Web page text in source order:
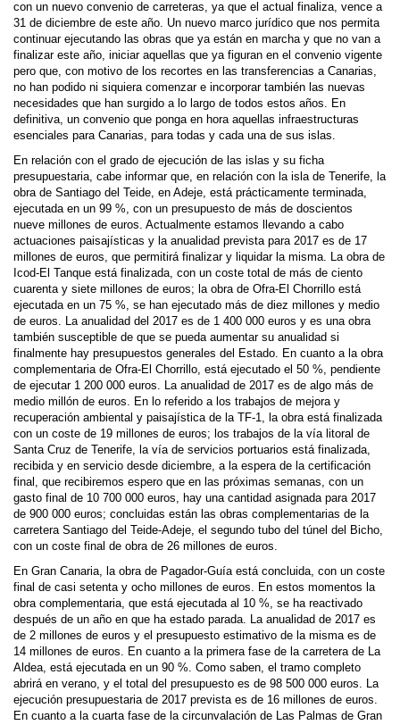
con un nuevo convenio de carreteras, ya que el actual finaliza, vence a
31 de diciembre de este año. Un nuevo marco jurídico que nos permita
continuar ejecutando las obras que ya están en marcha y que no van a
finalizar este año, iniciar aquellas que ya figuran en el convenio vigente
pero que, con motivo de los recortes en las transferencias a Canarias,
no han podido ni siquiera comenzar e incorporar también las nuevas
necesidades que han surgido a lo largo de todos estos años. En
definitiva, un convenio que ponga en hora aquellas infraestructuras
esenciales para Canarias, para todas y cada una de sus islas.
En relación con el grado de ejecución de las islas y su ficha
presupuestaria, cabe informar que, en relación con la isla de Tenerife, la
obra de Santiago del Teide, en Adeje, está prácticamente terminada,
ejecutada en un 99 %, con un presupuesto de más de doscientos
nueve millones de euros. Actualmente estamos llevando a cabo
actuaciones paisajísticas y la anualidad prevista para 2017 es de 17
millones de euros, que permitirá finalizar y liquidar la misma. La obra de
Icod-El Tanque está finalizada, con un coste total de más de ciento
cuarenta y siete millones de euros; la obra de Ofra-El Chorrillo está
ejecutada en un 75 %, se han ejecutado más de diez millones y medio
de euros. La anualidad del 2017 es de 1 400 000 euros y es una obra
también susceptible de que se pueda aumentar su anualidad si
finalmente hay presupuestos generales del Estado. En cuanto a la obra
complementaria de Ofra-El Chorrillo, está ejecutado el 50 %, pendiente
de ejecutar 1 200 000 euros. La anualidad de 2017 es de algo más de
medio millón de euros. En lo referido a los trabajos de mejora y
recuperación ambiental y paisajística de la TF-1, la obra está finalizada
con un coste de 19 millones de euros; los trabajos de la vía litoral de
Santa Cruz de Tenerife, la vía de servicios portuarios está finalizada,
recibida y en servicio desde diciembre, a la espera de la certificación
final, que recibiremos espero que en las próximas semanas, con un
gasto final de 10 700 000 euros, hay una cantidad asignada para 2017
de 900 000 euros; concluidas están las obras complementarias de la
carretera Santiago del Teide-Adeje, el segundo tubo del túnel del Bicho,
con un coste final de obra de 26 millones de euros.
En Gran Canaria, la obra de Pagador-Guía está concluida, con un coste
final de casi setenta y ocho millones de euros. En estos momentos la
obra complementaria, que está ejecutada al 10 %, se ha reactivado
después de un año en que ha estado parada. La anualidad de 2017 es
de 2 millones de euros y el presupuesto estimativo de la misma es de
14 millones de euros. En cuanto a la primera fase de la carretera de La
Aldea, está ejecutada en un 90 %. Como saben, el tramo completo
abrirá en verano, y el total del presupuesto es de 98 500 000 euros. La
ejecución presupuestaria de 2017 prevista es de 16 millones de euros.
En cuanto a la cuarta fase de la circunvalación de Las Palmas de Gran